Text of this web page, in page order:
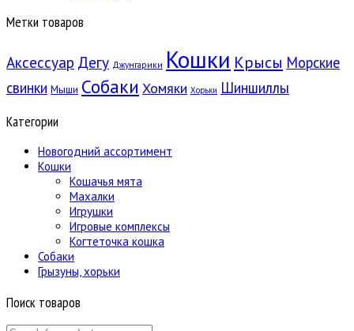
Метки товаров
Аксессуар Дегу Джунгарики Кошки Крысы Морские
свинки Мыши Собаки Хомяки Хорьки Шиншиллы
Категории
Новогодний ассортимент
Кошки
Кошачья мята
Махалки
Игрушки
Игровые комплексы
Когтеточка кошка
Собаки
Грызуны, хорьки
Поиск товаров